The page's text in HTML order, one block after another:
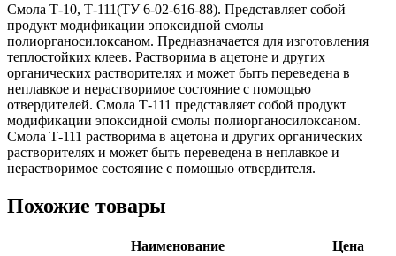
Смола Т-10, Т-111(ТУ 6-02-616-88). Представляет собой
продукт модификации эпоксидной смолы
полиорганосилоксаном. Предназначается для изготовления
теплостойких клеев. Растворима в ацетоне и других
органических растворителях и может быть переведена в
неплавкое и нерастворимое состояние с помощью
отвердителей. Смола Т-111 представляет собой продукт
модификации эпоксидной смолы полиорганосилоксаном.
Смола Т-111 растворима в ацетона и других органических
растворителях и может быть переведена в неплавкое и
нерастворимое состояние с помощью отвердителя.
Похожие товары
Наименование Цена